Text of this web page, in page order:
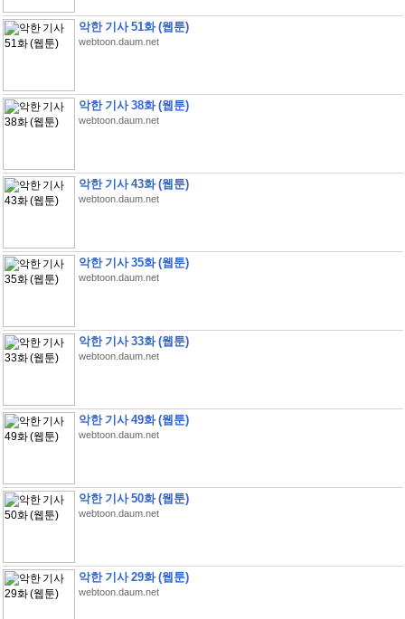
악한 기사 51화 (웹툰)
webtoon.daum.net
악한 기사 38화 (웹툰)
webtoon.daum.net
악한 기사 43화 (웹툰)
webtoon.daum.net
악한 기사 35화 (웹툰)
webtoon.daum.net
악한 기사 33화 (웹툰)
webtoon.daum.net
악한 기사 49화 (웹툰)
webtoon.daum.net
악한 기사 50화 (웹툰)
webtoon.daum.net
악한 기사 29화 (웹툰)
webtoon.daum.net